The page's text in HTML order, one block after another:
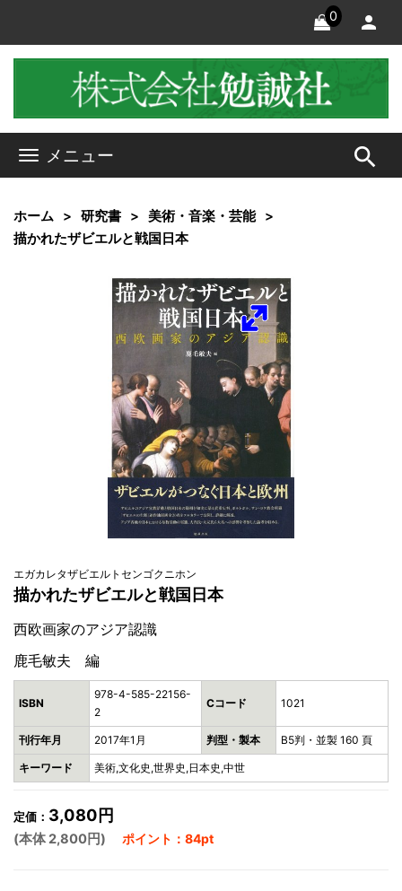
0
メニュー search
ホーム 研究書
美術・音楽・芸能
描かれたザビエルと戦国日本
エガカレタザビエルトセンゴクニホン
描かれたザビエルと戦国日本
西欧画家のアジア認識
鹿毛敏夫 編
ISBN
978-4-585-22156-
2
Cコード 1021
刊行年月 2017年1月 判型・製本 B5判・並製 160 頁
キーワード 美術,文化史,世界史,日本史,中世
定価： 3,080円
(本体 2,800円) ポイント：84pt